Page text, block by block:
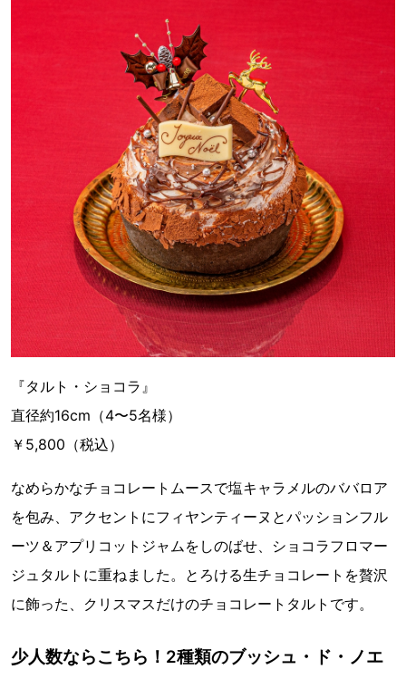
『タルト・ショコラ』
直径約16cm（4〜5名様）
￥5,800（税込）
なめらかなチョコレートムースで塩キャラメルのババロア
を包み、アクセントにフィヤンティーヌとパッションフル
ーツ＆アプリコットジャムをしのばせ、ショコラフロマー
ジュタルトに重ねました。とろける生チョコレートを贅沢
に飾った、クリスマスだけのチョコレートタルトです。
少人数ならこちら！2種類のブッシュ・ド・ノエ